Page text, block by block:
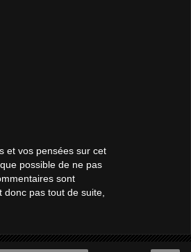
et vos pensées sur cet
possible de ne pas
sont
pas tout de suite,